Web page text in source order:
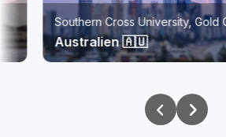
Southern Cross University, Gold Coast
Australien 🇦🇺